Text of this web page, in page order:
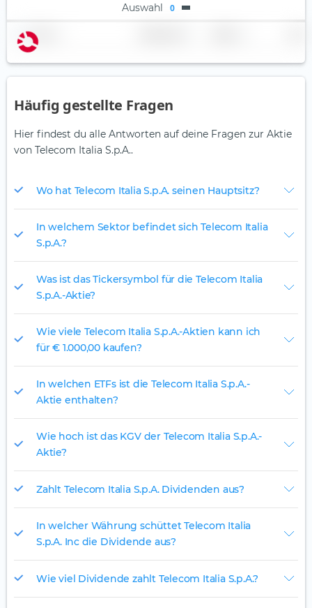
Auswahl 0
Name
Häufig gestellte Fragen
Hier findest du alle Antworten auf deine Fragen zur Aktie
von Telecom Italia S.p.A..
Wo hat Telecom Italia S.p.A. seinen Hauptsitz?
In welchem Sektor befindet sich Telecom Italia
S.p.A.?
Was ist das Tickersymbol für die Telecom Italia
S.p.A.-Aktie?
Wie viele Telecom Italia S.p.A.-Aktien kann ich
für € 1.000,00 kaufen?
In welchen ETFs ist die Telecom Italia S.p.A.-
Aktie enthalten?
Wie hoch ist das KGV der Telecom Italia S.p.A.-
Aktie?
Zahlt Telecom Italia S.p.A. Dividenden aus?
In welcher Währung schüttet Telecom Italia
S.p.A. Inc die Dividende aus?
Wie viel Dividende zahlt Telecom Italia S.p.A.?